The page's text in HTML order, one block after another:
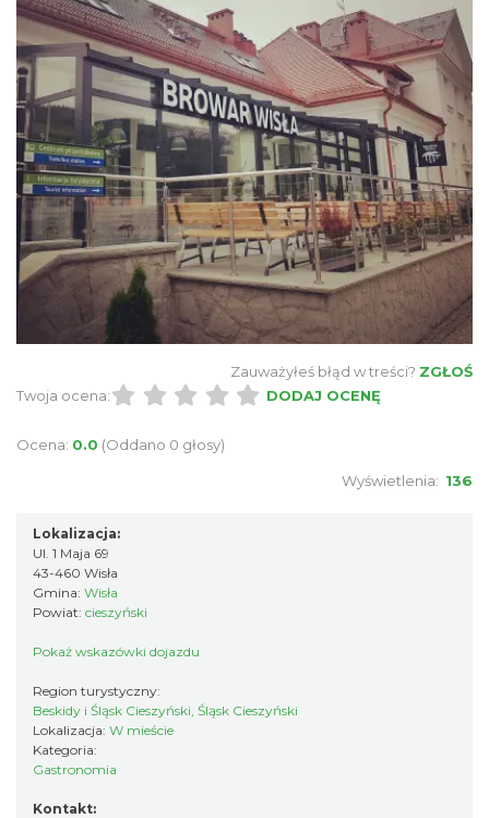
Zauważyłeś błąd w treści? ZGŁOŚ
Twoja ocena:
DODAJ OCENĘ
Ocena: 0.0 (Oddano 0 głosy)
Wyświetlenia: 136
Lokalizacja:
Ul. 1 Maja 69
43-460 Wisła
Gmina: Wisła
Powiat: cieszyński
Pokaż wskazówki dojazdu
Region turystyczny:
Beskidy i Śląsk Cieszyński, Śląsk Cieszyński
Lokalizacja: W mieście
Kategoria:
Gastronomia
Kontakt: